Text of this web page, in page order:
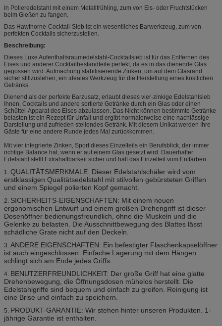
In Polieredelstahl mit einem Metallfrühling, zum von Eis- oder Fruchtstücken
beim Gießen zu fangen.
Das Hawthorne-Cocktail-Sieb ist ein wesentliches Barwerkzeug, zum von
perfekten Cocktails sicherzustellen.
Beschreibung:
Dieses Luxe Aufenthaltsraumedelstahl-Cocktailsieb ist für das Entfernen des
Eises und anderer Cocktailbestandteile perfekt, da es in das dienende Glas
gegossen wird. Aufmachung stabilisierende Zinken, um auf dem Glasrand
sicher stillzustehen, ein ideales Werkzeug für die Herstellung eines köstlichen
Getränks.
Dienend als der perfekte Barzusatz, erlaubt dieses vier-zinkige Edelstahlsieb
Ihnen, Cocktails und andere sortierte Getränke durch ein Glas oder einen
Schüttel-Apparat des Eises abzulassen. Das Nicht können bestimmte Getränke
belasten ist ein Rezept für Unfall und ergibt normalerweise eine nachlässige
Darstellung und zufrieden stellendes Getränk. Mit diesem Unikat werden Ihre
Gäste für eine andere Runde jedes Mal zurückkommen.
Mit vier integrierte Zinken, Sport dieses Einzelteils ein Berufsblick, der immer
richtige Balance hat, wenn er auf einem Glas gesetzt wird. Dauerhafter
Edelstahl stellt Extrahaltbarkeit sicher und hält das Einzelteil vom Entfärben.
1. QUALITÄTSMERKMALE: Dieser Edelstahlschäler wird vom
erstklassigen Qualitätsedelstahl mit stilvollen gebürsteten Griffen
und einem Spiegel polierten Kopf gemacht.
2. SICHERHEITS-EIGENSCHAFTEN: Mit einem neuen
ergonomischen Entwurf und einem großen Drehengriff ist dieser
Dosenöffner bedienungsfreundlich, ohne die Muskeln und die
Gelenke zu belasten. Die Ausschnittbewegung des Blattes lässt
schädliche Grate nicht auf den Deckeln.
3. ANDERE EIGENSCHAFTEN: Ein befestigter Flaschenkapselöffner
ist auch eingeschlossen. Einfache Lagerung mit dem Hängen
schlingt sich am Ende jedes Griffs.
4. BENUTZERFREUNDLICHKEIT: Der große Griff hat eine glatte
Drehenbewegung, die Öffnungsdosen mühelos herstellt. Die
Edelstahlgriffe sind bequem und einfach zu greifen. Reinigung ist
eine Brise und einfach zu speichern.
5. PRODUKT-GARANTIE: Wir stehen hinter unseren Produkten. 1-
jährige Garantie ist enthalten.